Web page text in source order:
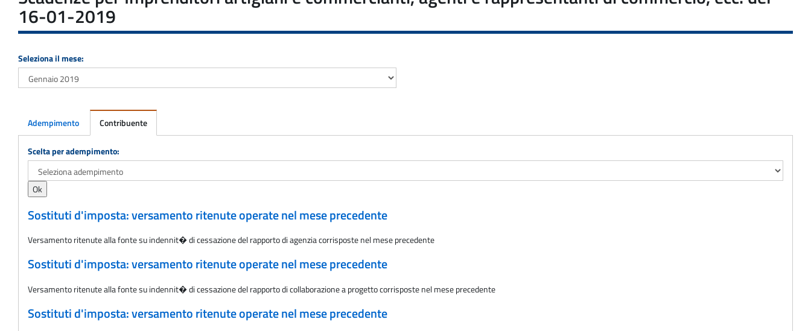
16-01-2019
Seleziona il mese:
Adempimento Contribuente
Adempimento
Scelta per adempimento:
Sostituti d'imposta: versamento ritenute operate nel mese precedente
Versamento ritenute alla fonte su indennit� di cessazione del rapporto di agenzia corrisposte nel mese precedente
Sostituti d'imposta: versamento ritenute operate nel mese precedente
Versamento ritenute alla fonte su indennit� di cessazione del rapporto di collaborazione a progetto corrisposte nel mese precedente
Sostituti d'imposta: versamento ritenute operate nel mese precedente